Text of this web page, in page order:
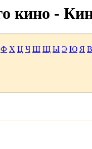
кино -
Ф Х Ц Ч Ш Щ Ы Э Ю Я